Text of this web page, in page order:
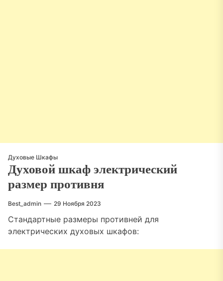
Духовые Шкафы
Духовой шкаф электрический
размер противня
Best_admin 29 Ноября 2023
Стандартные размеры противней для
электрических духовых шкафов: